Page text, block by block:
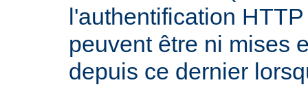
l'authentification
peuvent être ni mises
depuis ce dernier